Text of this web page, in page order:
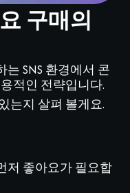
구매의
는 SNS 환경에서 콘
적인 전략입니다.
는지 살펴 볼게요.
저 좋아요가 필요합